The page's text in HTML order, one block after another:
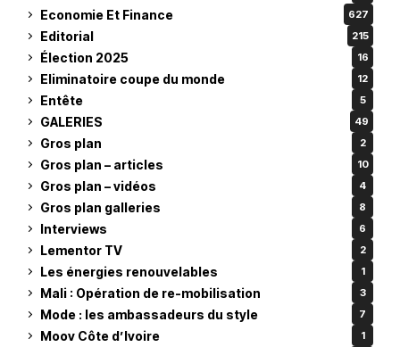
Economie Et Finance
627
Editorial 215
Élection 2025 16
Eliminatoire coupe du monde 12
Entête 5
GALERIES 49
Gros plan 2
Gros plan – articles 10
Gros plan – vidéos 4
Gros plan galleries 8
Interviews 6
Lementor TV 2
Les énergies renouvelables 1
Mali : Opération de re-mobilisation 3
Mode : les ambassadeurs du style 7
Moov Côte d’Ivoire 1